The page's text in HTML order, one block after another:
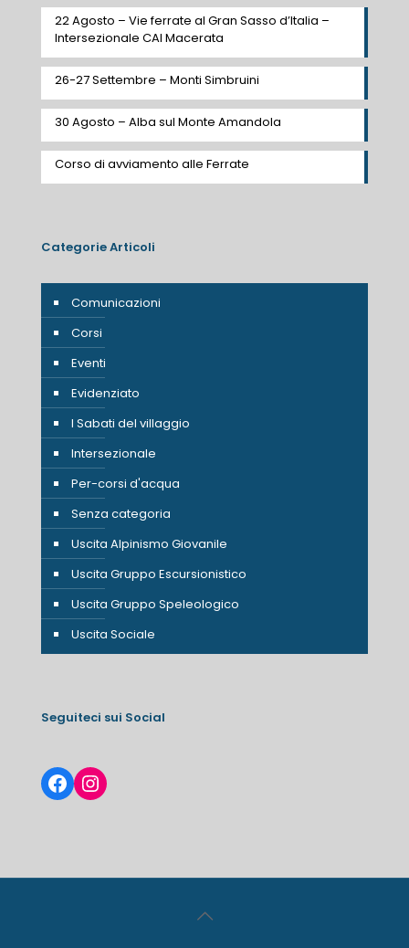
22 Agosto – Vie ferrate al Gran Sasso d’Italia –
Intersezionale CAI Macerata
26-27 Settembre – Monti Simbruini
30 Agosto – Alba sul Monte Amandola
Corso di avviamento alle Ferrate
Categorie Articoli
Comunicazioni
Corsi
Eventi
Evidenziato
I Sabati del villaggio
Intersezionale
Per-corsi d'acqua
Senza categoria
Uscita Alpinismo Giovanile
Uscita Gruppo Escursionistico
Uscita Gruppo Speleologico
Uscita Sociale
Seguiteci sui Social
Facebook
Instagram